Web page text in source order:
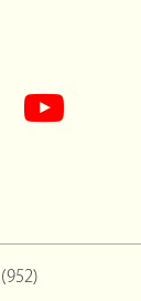
(952)